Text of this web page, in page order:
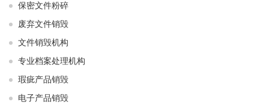
保密文件粉碎
废弃文件销毁
文件销毁机构
专业档案处理机构
瑕疵产品销毁
电子产品销毁